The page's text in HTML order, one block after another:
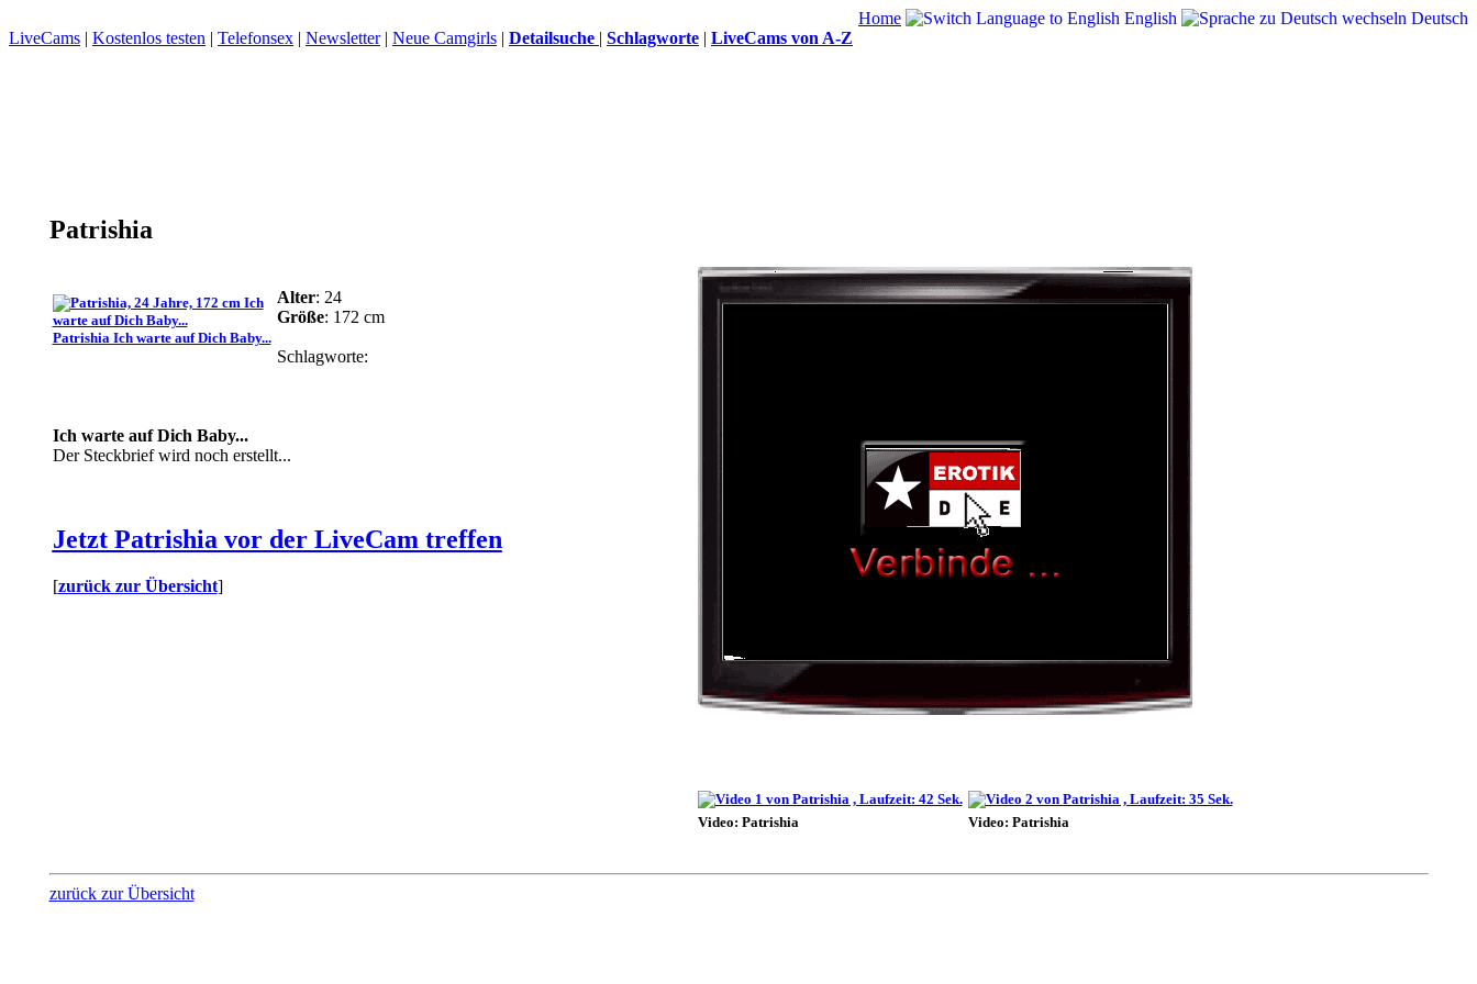
Home English
Deutsch
LiveCams | Kostenlos testen | Telefonsex | Newsletter| Neue Camgirls | Detailsuche | Schlagworte | LiveCams von A-Z
Patrishia
Patrishia Ich warte auf Dich Baby...
Alter: 24
Größe: 172 cm
Schlagworte:
Ich warte auf Dich Baby...
Der Steckbrief wird noch erstellt...
Jetzt Patrishia vor der LiveCam treffen
[zurück zur Übersicht]
Video: Patrishia Video: Patrishia
zurück zur Übersicht